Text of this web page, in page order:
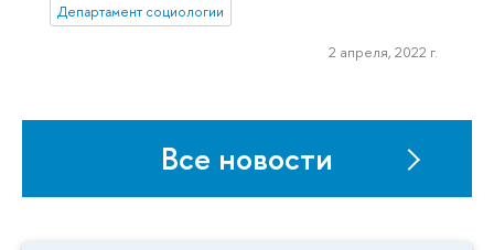
Департамент социологии
2 апреля, 2022 г.
Все новости